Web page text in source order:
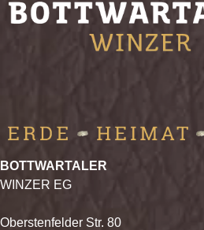
BOTTWARTALER
WINZER EG
Oberstenfelder Str. 80